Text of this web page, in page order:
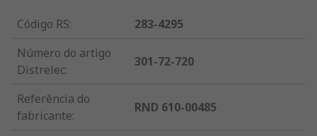
Código RS:
283-4295
Número do artigo
Distrelec:
301-72-720
Referência do
fabricante:
RND 610-00485